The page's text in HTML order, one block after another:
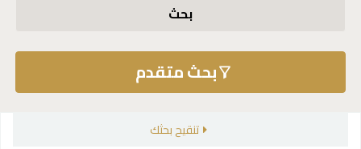
بحث
بحث متقدم
تنقيح بحثك